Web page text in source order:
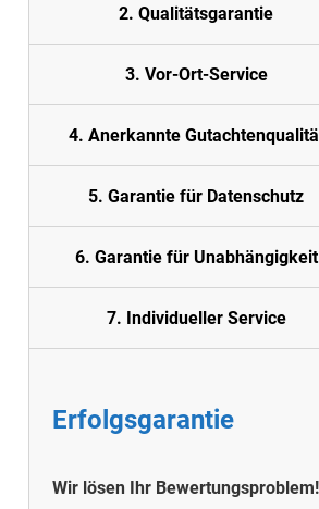
2. Qualitätsgarantie
3. Vor-Ort-Service
4. Anerkannte
5. Garantie für Datenschutz
6. Garantie für Unabhängigkeit
7. Individueller Service
Erfolgsgarantie
Wir lösen Ihr